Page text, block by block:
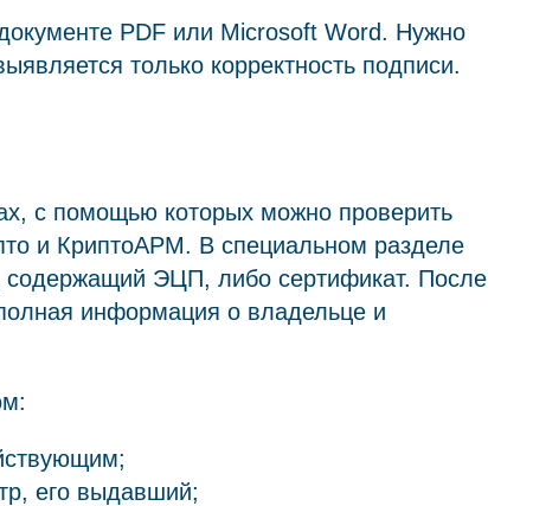
PDF или Microsoft Word. Нужно
только корректность подписи.
с помощью которых можно проверить
и КриптоАРМ. В специальном разделе
содержащий ЭЦП, либо сертификат. После
информация о владельце и
его выдавший;